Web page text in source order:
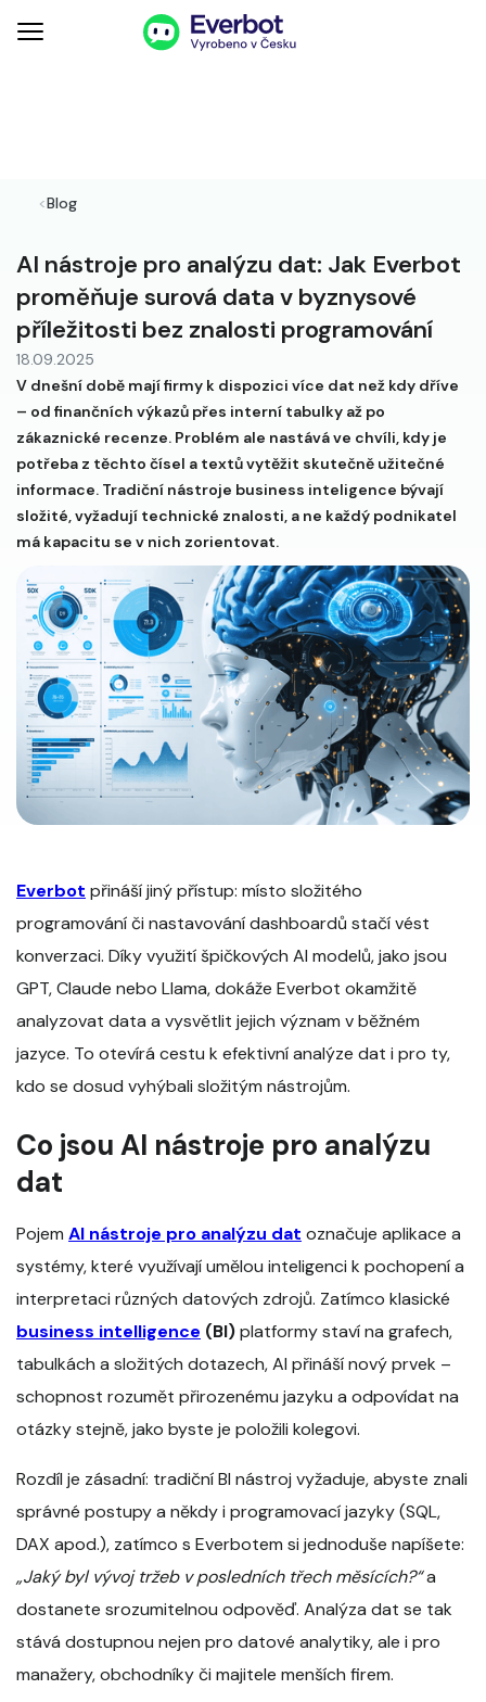
<Blog
AI nástroje pro analýzu dat: Jak Everbot
proměňuje surová data v byznysové
příležitosti bez znalosti programování
18.09.2025
V dnešní době mají firmy k dispozici více dat než kdy dříve
– od finančních výkazů přes interní tabulky až po
zákaznické recenze. Problém ale nastává ve chvíli, kdy je
potřeba z těchto čísel a textů vytěžit skutečně užitečné
informace. Tradiční nástroje business inteligence bývají
složité, vyžadují technické znalosti, a ne každý podnikatel
má kapacitu se v nich zorientovat.
Everbot přináší jiný přístup: místo složitého
programování či nastavování dashboardů stačí vést
konverzaci. Díky využití špičkových AI modelů, jako jsou
GPT, Claude nebo Llama, dokáže Everbot okamžitě
analyzovat data a vysvětlit jejich význam v běžném
jazyce. To otevírá cestu k efektivní analýze dat i pro ty,
kdo se dosud vyhýbali složitým nástrojům.
Co jsou AI nástroje pro analýzu
dat
Pojem AI nástroje pro analýzu dat označuje aplikace a
systémy, které využívají umělou inteligenci k pochopení a
interpretaci různých datových zdrojů. Zatímco klasické
business intelligence (BI)platformy staví na grafech,
tabulkách a složitých dotazech, AI přináší nový prvek –
schopnost rozumět přirozenému jazyku a odpovídat na
otázky stejně, jako byste je položili kolegovi.
Rozdíl je zásadní: tradiční BI nástroj vyžaduje, abyste znali
správné postupy a někdy i programovací jazyky (SQL,
DAX apod.), zatímco s Everbotem si jednoduše napíšete:
„Jaký byl vývoj tržeb v posledních třech měsících?“a
dostanete srozumitelnou odpověď. Analýza dat se tak
stává dostupnou nejen pro datové analytiky, ale i pro
manažery, obchodníky či majitele menších firem.